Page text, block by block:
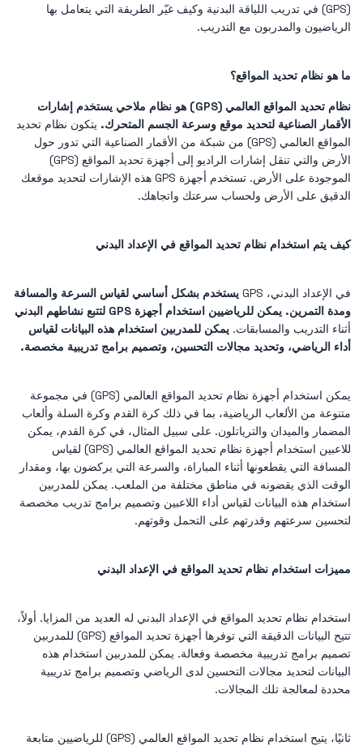
(GPS) في تدريب اللياقة البدنية وكيف غيّر الطريقة التي يتعامل بها
الرياضيون والمدربون مع التدريب.
ما هو نظام تحديد المواقع؟
نظام تحديد المواقع العالمي (GPS) هو نظام ملاحي يستخدم إشارات
الأقمار الصناعية لتحديد موقع وسرعة الجسم المتحرك. يتكون نظام تحديد
المواقع العالمي (GPS) من شبكة من الأقمار الصناعية التي تدور حول
الأرض والتي تنقل إشارات الراديو إلى أجهزة تحديد المواقع (GPS)
الموجودة على الأرض. تستخدم أجهزة GPS هذه الإشارات لتحديد موقعك
الدقيق على الأرض ولحساب سرعتك واتجاهك.
كيف يتم استخدام نظام تحديد المواقع في الإعداد البدني
في الإعداد البدني، GPS
يستخدم بشكل أساسي لقياس السرعة والمسافة
ومدة التمرين. يمكن للرياضيين استخدام أجهزة GPS لتتبع نشاطهم البدني
أثناء التدريب والمسابقات. يمكن للمدربين استخدام هذه البيانات لقياس
أداء الرياضي، وتحديد مجالات التحسين، وتصميم برامج تدريبية مخصصة.
يمكن استخدام أجهزة نظام تحديد المواقع العالمي (GPS) في مجموعة
متنوعة من الألعاب الرياضية، بما في ذلك كرة القدم وكرة السلة وألعاب
المضمار والميدان والترياتلون. على سبيل المثال، في كرة القدم، يمكن
للاعبين استخدام أجهزة نظام تحديد المواقع العالمي (GPS) لقياس
المسافة التي يقطعونها أثناء المباراة، والسرعة التي يركضون بها، ومقدار
الوقت الذي يقضونه في مناطق مختلفة من الملعب. يمكن للمدربين
استخدام هذه البيانات لقياس أداء اللاعبين وتصميم برامج تدريب مخصصة
لتحسين سرعتهم وقدرتهم على التحمل وقوتهم.
مميزات استخدام نظام تحديد المواقع في الإعداد البدني
استخدام نظام تحديد المواقع في الإعداد البدني له العديد من المزايا. أولاً،
تتيح البيانات الدقيقة التي توفرها أجهزة تحديد المواقع (GPS) للمدربين
تصميم برامج تدريبية مخصصة وفعالة. يمكن للمدربين استخدام هذه
البيانات لتحديد مجالات التحسين لدى الرياضي وتصميم برامج تدريبية
محددة لمعالجة تلك المجالات.
ثانيًا، يتيح استخدام نظام تحديد المواقع العالمي (GPS) للرياضيين متابعة